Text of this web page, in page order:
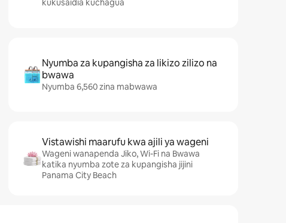
kukusaidia kuchagua
Nyumba za kupangisha za likizo zilizo na
bwawa
Nyumba 6,560 zina mabwawa
Vistawishi maarufu kwa ajili ya wageni
Wageni wanapenda Jiko, Wi-Fi na Bwawa
katika nyumba zote za kupangisha jijini
Panama City Beach